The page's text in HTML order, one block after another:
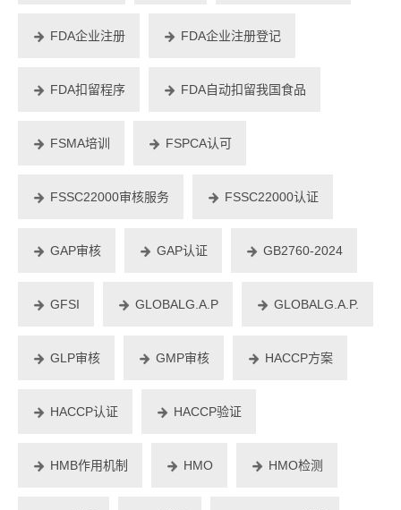
FDA企业注册 FDA企业注册登记
FDA扣留程序 FDA自动扣留我国食品
FSMA培训 FSPCA认可
FSSC22000审核服务 FSSC22000认证
GAP审核 GAP认证 GB2760-2024
GFSI GLOBALG.A.P GLOBALG.A.P.
GLP审核 GMP审核 HACCP方案
HACCP认证 HACCP验证
HMB作用机制 HMO HMO检测